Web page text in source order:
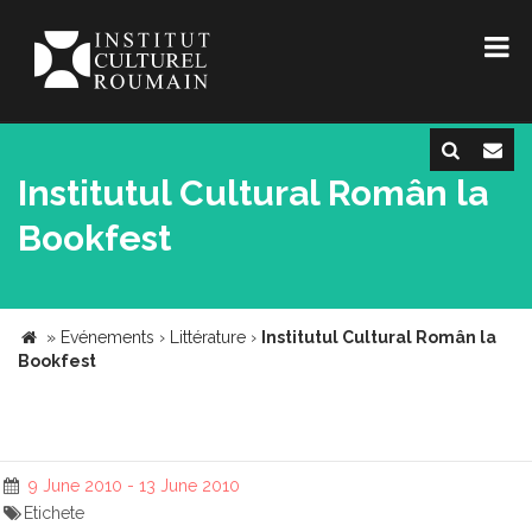
Institutul Cultural Român la
Bookfest
» Evénements › Littérature › Institutul Cultural Român la
Bookfest
9 June 2010 - 13 June 2010
Etichete